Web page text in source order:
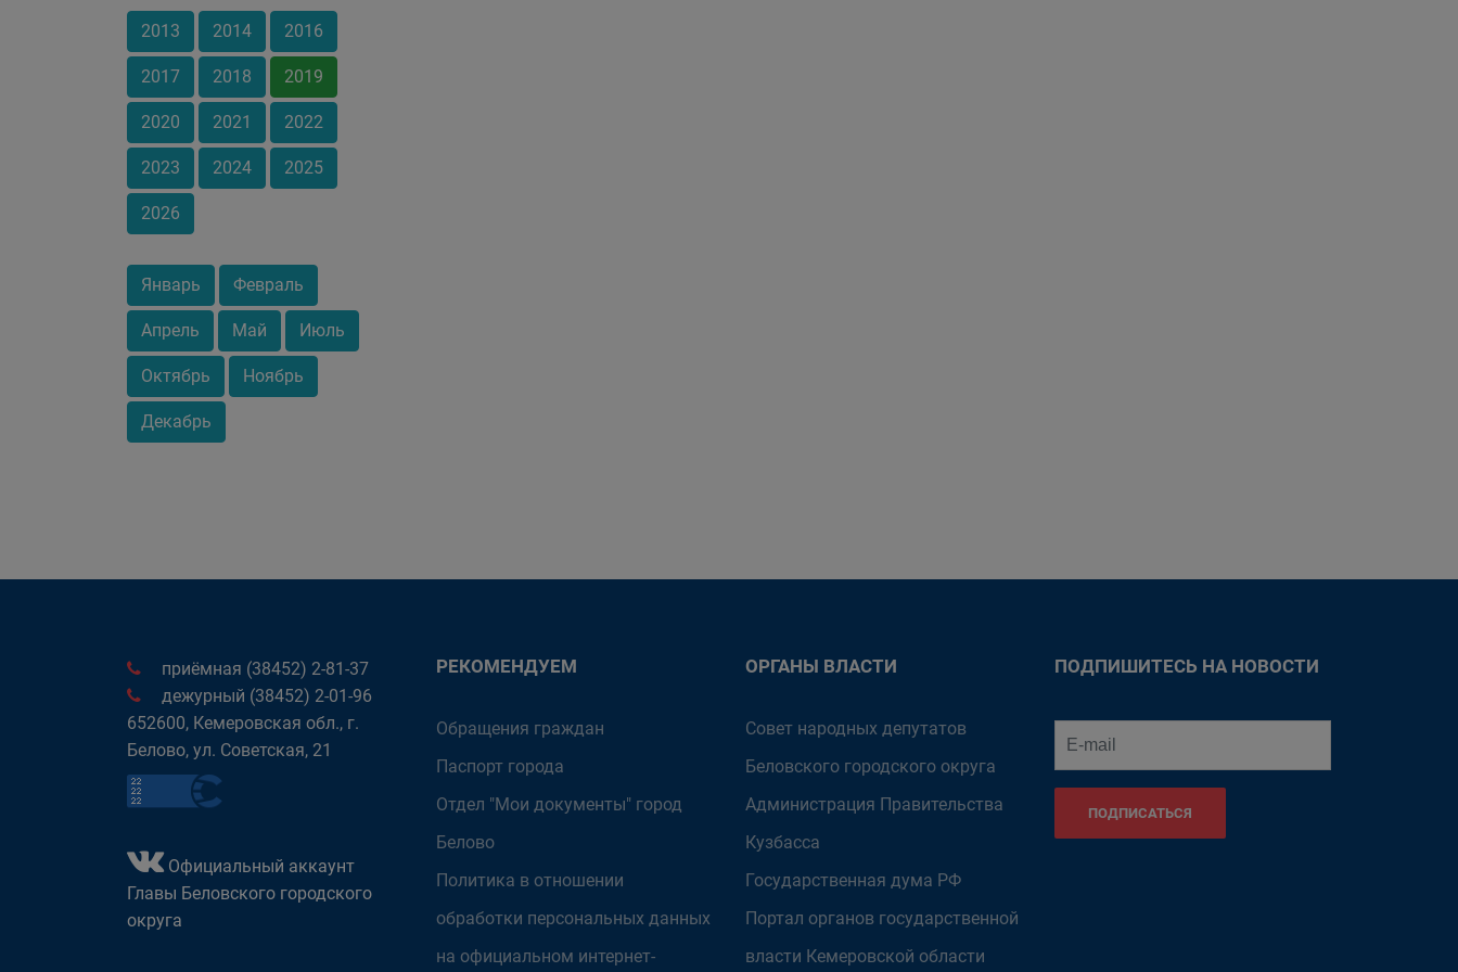
2013 2014 2016
2017 2018 2019
2020 2021 2022
2023 2024 2025
2026
Январь Февраль
Апрель Май Июль
Октябрь Ноябрь
Декабрь
приёмная (38452) 2-81-37
дежурный (38452) 2-01-96
652600, Кемеровская обл., г.
Белово, ул. Советская, 21
Официальный аккаунт
Главы Беловского городского
округа
РЕКОМЕНДУЕМ
Обращения граждан
Паспорт города
Отдел "Мои документы" город
Белово
Политика в отношении
обработки персональных данных
на официальном интернет-
ОРГАНЫ ВЛАСТИ
Совет народных депутатов
Беловского городского округа
Администрация Правительства
Кузбасса
Государственная дума РФ
Портал органов государственной
власти Кемеровской области
ПОДПИШИТЕСЬ НА НОВОСТИ
ПОДПИСАТЬСЯ